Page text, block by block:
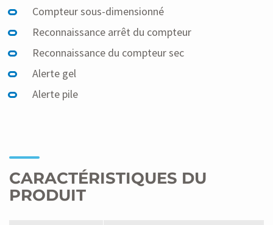
Compteur sous-dimensionné
Reconnaissance arrêt du compteur
Reconnaissance du compteur sec
Alerte gel
Alerte pile
CARACTÉRISTIQUES DU
PRODUIT